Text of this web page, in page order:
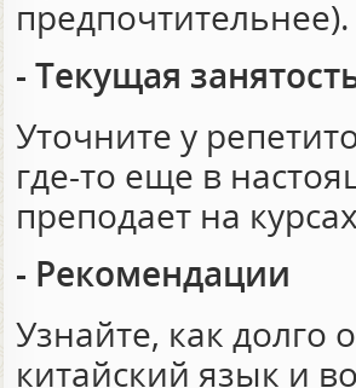
предпочтительнее).
- Текущая
Уточните у
где-то еще в
преподает на
- Рекомендации
Узнайте, как долго
китайский язык и